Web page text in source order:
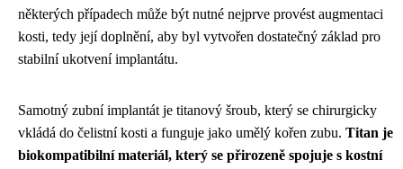
některých případech může být nutné nejprve provést augmentaci
kosti, tedy její doplnění, aby byl vytvořen dostatečný základ pro
stabilní ukotvení implantátu.
Samotný zubní implantát je titanový šroub, který se chirurgicky
vkládá do čelistní kosti a funguje jako umělý kořen zubu. Titan je
biokompatibilní materiál, který se přirozeně spojuje s kostní